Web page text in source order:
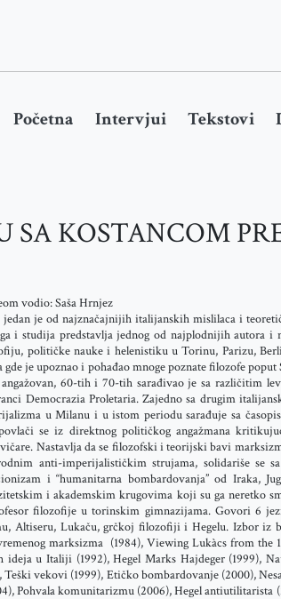
Početna Intervjui Tekstovi
SA KOSTANCOM
vodio: Saša Hrnjez
jedan je od najznačajnijih italijanskih mislilaca i
i studija predstavlja jednog od najplodnijih autora
političke nauke i helenistiku u Torinu, Parizu,
je upoznao i pohađao mnoge poznate filozofe
60-tih i 70-tih sarađivao je sa različitim
Democrazia Proletaria. Zajedno sa drugim
u Milanu i u istom periodu sarađuje sa
se iz direktnog političkog angažmana
Nastavlja da se filozofski i teorijski bavi
anti-imperijalističkim strujama, solidariše se
i “humanitarna bombardovanja” od Iraka,
i akademskim krugovima koji su ga neretko
filozofije u torinskim gimnazijama. Govori 6
Altiseru, Lukaču, grčkoj filozofiji i Hegelu. Izbor iz
marksizma (1984), Viewing Lukàcs from the
u Italiji (1992), Hegel Marks Hajdeger (1999),
Teški vekovi (1999), Etičko bombardovanje (2000),
Pohvala komunitarizmu (2006), Hegel